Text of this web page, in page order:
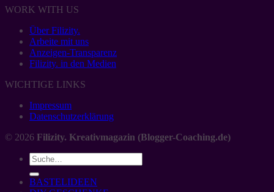
WORK WITH US
Über Filizity.
Arbeite mit uns
Anzeigen-Transparenz
Filizity. in den Medien
WICHTIGE LINKS
Impressum
Datenschutzerklärung
© 2026 Filizity. Kreativmagazin (Blogger-Coaching.de)
BASTELIDEEN